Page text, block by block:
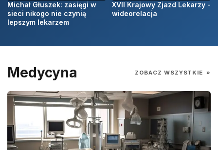
Michał Głuszek: zasięgi w
sieci nikogo nie czynią
lepszym lekarzem
XVII Krajowy Zjazd Lekarzy -
wideorelacja
Medycyna ZOBACZ WSZYSTKIE »